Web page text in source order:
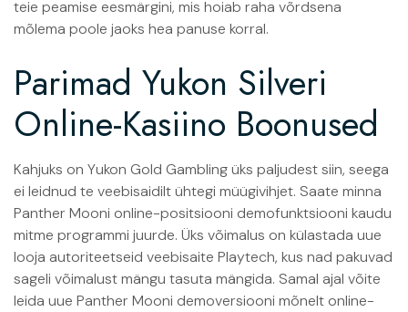
teie peamise eesmärgini, mis hoiab raha võrdsena
mõlema poole jaoks hea panuse korral.
Parimad Yukon Silveri
Online-Kasiino Boonused
Kahjuks on Yukon Gold Gambling üks paljudest siin, seega
ei leidnud te veebisaidilt ühtegi müügivihjet. Saate minna
Panther Mooni online-positsiooni demofunktsiooni kaudu
mitme programmi juurde. Üks võimalus on külastada uue
looja autoriteetseid veebisaite Playtech, kus nad pakuvad
sageli võimalust mängu tasuta mängida. Samal ajal võite
leida uue Panther Mooni demoversiooni mõnelt online-